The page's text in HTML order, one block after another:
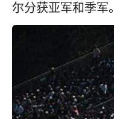
尔分获亚军和季军。